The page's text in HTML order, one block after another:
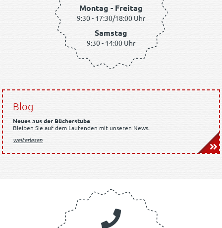
Montag - Freitag
9:30 - 17:30/18:00 Uhr
Samstag
9:30 - 14:00 Uhr
Blog
Neues aus der Bücherstube
Bleiben Sie auf dem Laufenden mit unseren News.
weiterlesen